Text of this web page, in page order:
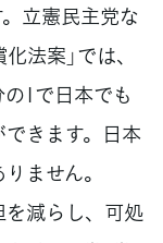
立憲民主党な
法案」では、
1で日本でも
きます。日本
ません。
減らし、可処